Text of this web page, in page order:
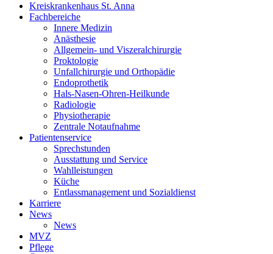
Kreiskrankenhaus St. Anna
Fachbereiche
Innere Medizin
Anästhesie
Allgemein- und Viszeralchirurgie
Proktologie
Unfallchirurgie und Orthopädie
Endoprothetik
Hals-Nasen-Ohren-Heilkunde
Radiologie
Physiotherapie
Zentrale Notaufnahme
Patientenservice
Sprechstunden
Ausstattung und Service
Wahlleistungen
Küche
Entlassmanagement und Sozialdienst
Karriere
News
News
MVZ
Pflege